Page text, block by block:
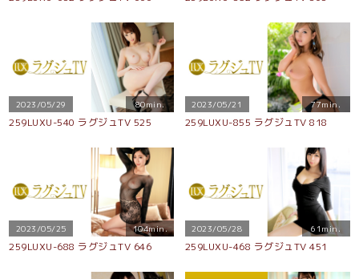
2023/05/29 80min.
259LUXU-540 ラグジュTV 525
2023/05/21 77min.
259LUXU-855 ラグジュTV 818
2023/05/25 104min.
259LUXU-688 ラグジュTV 646
2023/05/28 61min.
259LUXU-468 ラグジュTV 451